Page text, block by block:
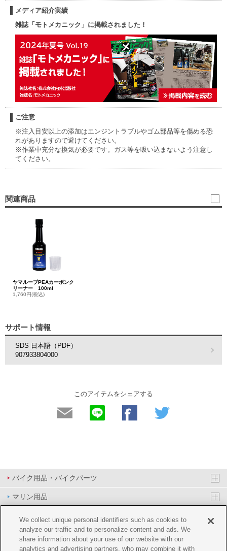
メディア紹介実績
雑誌「モトメカニック」に掲載されました！
ご注意
※注入目安以上の添加はエンジントラブルやゴム部品等を傷める恐
れがありますので避けてください。
※作業中充分な換気が必要です。ガス等を吸い込まないよう注意し
てください。
関連商品
ヤマルーブPEAカーボンク
リーナー 100ml
1,760円(税込)
サポート情報
SDS 日本語（PDF）
907933804000
このアイテムをシェアする
バイク用品・バイクパーツ
マリン用品
PAS/YPJ用品
その他用品
We collect unique personal identifiers such as cookies to
analyze our traffic and to personalize content and ads. We
share information about your use of our website with our
analytics and advertising partners, who may combine it with